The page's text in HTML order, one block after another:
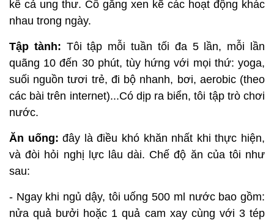
kể cả ung thư. Cố gắng xen kẽ các hoạt động khác
nhau trong ngày.
Tập tành: Tôi tập mỗi tuần tối đa 5 lần, mỗi lần
quãng 10 đến 30 phút, tùy hứng với mọi thứ: yoga,
suối nguồn tươi trẻ, đi bộ nhanh, bơi, aerobic (theo
các bài trên internet)...Có dịp ra biển, tôi tập trò chơi
nước.
Ăn uống:đây là điều khó khăn nhất khi thực hiện,
và đòi hỏi nghị lực lâu dài. Chế độ ăn của tôi như
sau:
- Ngay khi ngủ dậy, tôi uống 500 ml nước bao gồm:
nửa quả bưởi hoặc 1 quả cam xay cùng với 3 tép